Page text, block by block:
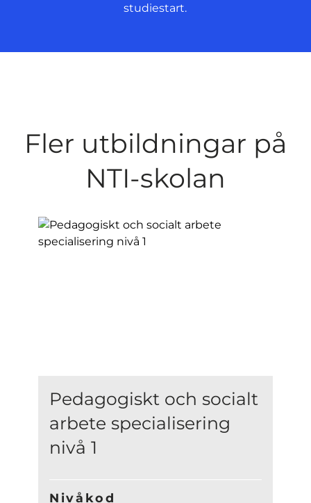
studiestart.
Fler utbildningar på
NTI-skolan
Pedagogiskt och socialt
arbete specialisering
nivå 1
Nivåkod